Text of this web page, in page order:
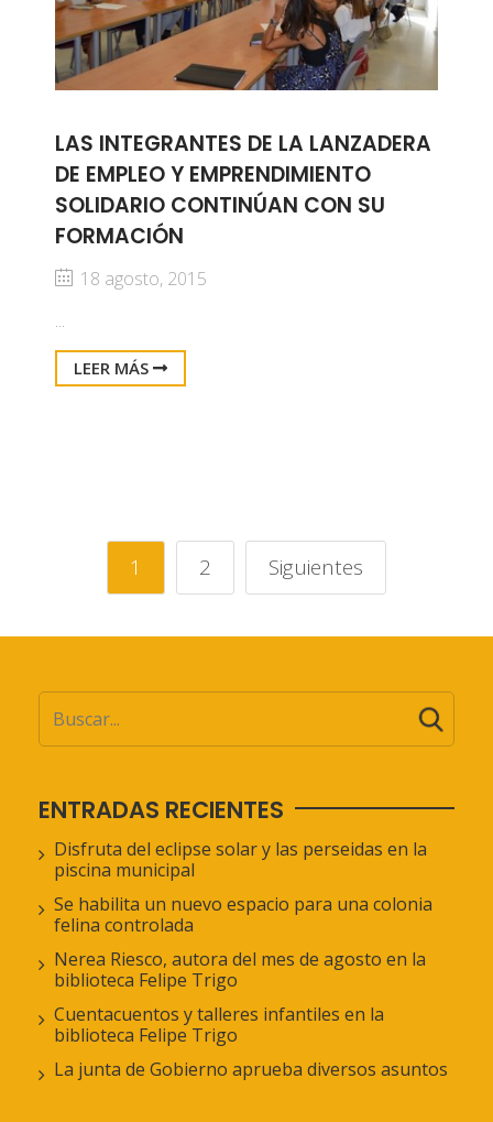
LAS INTEGRANTES DE LA LANZADERA
DE EMPLEO Y EMPRENDIMIENTO
SOLIDARIO CONTINÚAN CON SU
FORMACIÓN
18 agosto, 2015
...
LEER MÁS
1 2 Siguientes
ENTRADAS RECIENTES
Disfruta del eclipse solar y las perseidas en la
piscina municipal
Se habilita un nuevo espacio para una colonia
felina controlada
Nerea Riesco, autora del mes de agosto en la
biblioteca Felipe Trigo
Cuentacuentos y talleres infantiles en la
biblioteca Felipe Trigo
La junta de Gobierno aprueba diversos asuntos